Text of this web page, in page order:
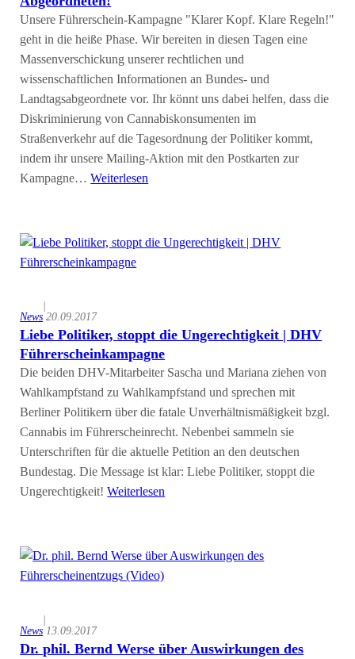
Unsere Führerschein-Kampagne "Klarer Kopf. Klare Regeln!"
geht in die heiße Phase. Wir bereiten in diesen Tagen eine
Massenverschickung unserer rechtlichen und
wissenschaftlichen Informationen an Bundes- und
Landtagsabgeordnete vor. Ihr könnt uns dabei helfen, dass die
Diskriminierung von Cannabiskonsumenten im
Straßenverkehr auf die Tagesordnung der Politiker kommt,
indem ihr unsere Mailing-Aktion mit den Postkarten zur
Kampagne…Weiterlesen
News
|
20.09.2017
Liebe Politiker, stoppt die Ungerechtigkeit | DHV
Führerscheinkampagne
Die beiden DHV-Mitarbeiter Sascha und Mariana ziehen von
Wahlkampfstand zu Wahlkampfstand und sprechen mit
Berliner Politikern über die fatale Unverhältnismäßigkeit bzgl.
Cannabis im Führerscheinrecht. Nebenbei sammeln sie
Unterschriften für die aktuelle Petition an den deutschen
Bundestag. Die Message ist klar: Liebe Politiker, stoppt die
Ungerechtigkeit!Weiterlesen
News
|
13.09.2017
Dr. phil. Bernd Werse über Auswirkungen des